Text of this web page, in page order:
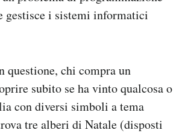
aiuto?
gestisce i sistemi informatici
questione, chi compra un
subito se ha vinto qualcosa o
con diversi simboli a tema
tre alberi di Natale (disposti